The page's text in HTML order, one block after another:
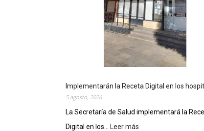
Implementarán la Receta Digital en los
5 agosto, 2026
La Secretaría de Salud implementará la
Digital en los...
Leer más